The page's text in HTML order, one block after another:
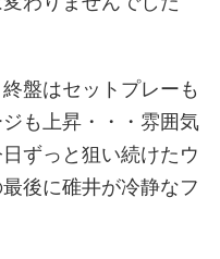
盤はセットプレーも
も上昇・・・雰囲気
ずっと狙い続けたウ
後に碓井が冷静なフ